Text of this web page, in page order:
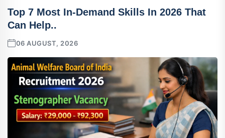
Top 7 Most In-Demand Skills In 2026 That
Can Help..
06 AUGUST, 2026